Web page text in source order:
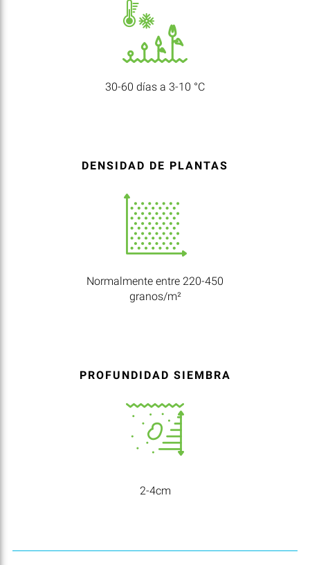
30-60 días a 3-10 °C
DENSIDAD DE PLANTAS
Normalmente entre 220-450
granos/m²
PROFUNDIDAD SIEMBRA
2-4cm